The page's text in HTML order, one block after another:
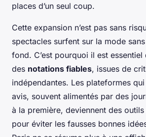
places d’un seul coup.
Cette expansion n’est pas sans
spectacles surfent sur la mode
fond. C’est pourquoi il est essentiel
des notations fiables, issues de
indépendantes. Les plateformes
avis, souvent alimentés par des
à la première, deviennent des
pour éviter les fausses bonnes